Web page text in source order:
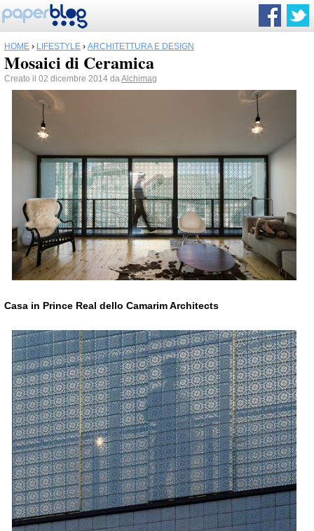
HOME › LIFESTYLE › ARCHITETTURA E DESIGN
Mosaici di Ceramica
Creato il 02 dicembre 2014 daAlchimag
Casa in Prince Real dello Camarim Architects